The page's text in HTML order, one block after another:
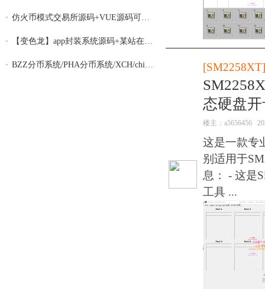
[SM2258XT]
态硬盘
楼主： a5656456
这是一款专
别适用于
息： - 这是
工具 ...